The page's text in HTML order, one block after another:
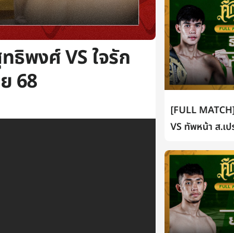
ธิพงศ์ VS ใจรัก
68
[FULL
VS ทัพหน้า ส.เ